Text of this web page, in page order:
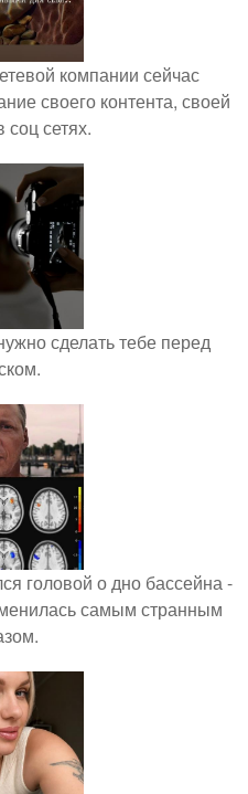
компании сейчас
своего контента, своей
сетях.
сделать тебе перед
головой о дно бассейна -
самым странным